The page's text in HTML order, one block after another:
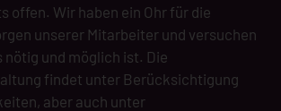
offen. Wir haben ein Ohr für die
unserer Mitarbeiter und versuchen
nötig und möglich ist. Die
findet unter Berücksichtigung
aber auch unter